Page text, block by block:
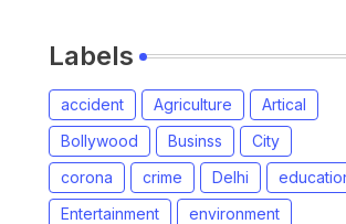
Labels
accident Agriculture
Artical
Bollywood
Businss
City
corona
crime Delhi
Entertainment
environment